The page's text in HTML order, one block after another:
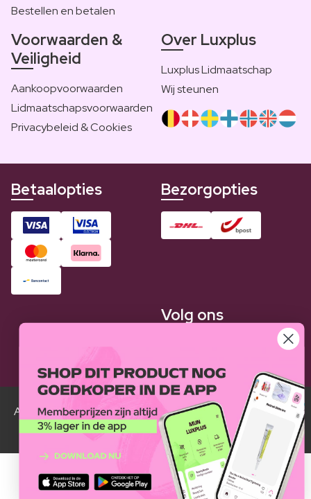
Bestellen en betalen
Voorwaarden &
Veiligheid
Aankoopvoorwaarden
Lidmaatschapsvoorwaarden
Privacybeleid & Cookies
Over Luxplus
Luxplus Lidmaatschap
Wij steunen
Betaalopties Bezorgopties
Volg ons
Alle Luxplus ledenprijzen zijn weergegeven in vergelijking
met de normale prijzen.